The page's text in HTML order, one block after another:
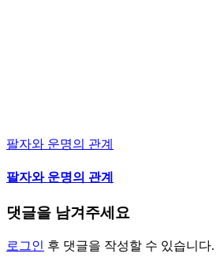
팔자와 운명의 관계
팔자와 운명의 관계
댓글을 남겨주세요
로그인 후 댓글을 작성할 수 있습니다.